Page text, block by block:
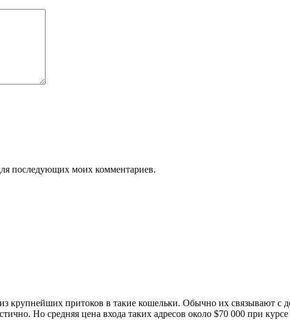
последующих моих комментариев.
крупнейших притоков в такие кошельки. Обычно их связывают
Но средняя цена входа таких адресов около $70 000 при